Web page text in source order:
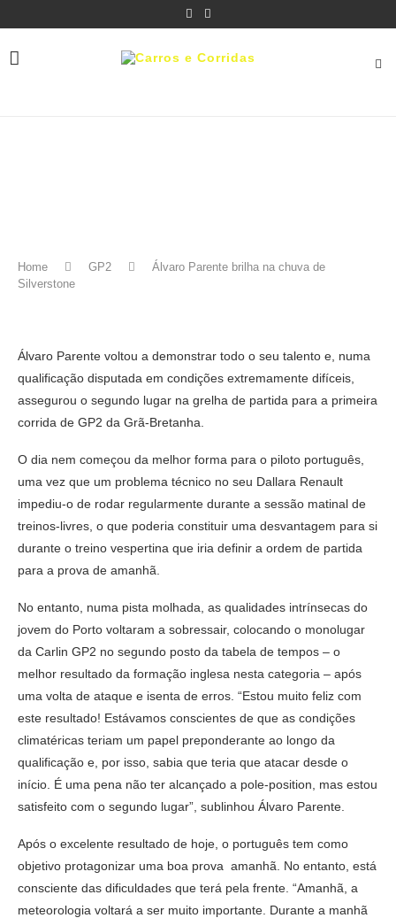
Home GP2
Álvaro Parente brilha na chuva de
Silverstone
Álvaro Parente voltou a demonstrar todo o seu talento e, numa
qualificação disputada em condições extremamente difíceis,
assegurou o segundo lugar na grelha de partida para a primeira
corrida de GP2 da Grã-Bretanha.
O dia nem começou da melhor forma para o piloto português,
uma vez que um problema técnico no seu Dallara Renault
impediu-o de rodar regularmente durante a sessão matinal de
treinos-livres, o que poderia constituir uma desvantagem para si
durante o treino vespertina que iria definir a ordem de partida
para a prova de amanhã.
No entanto, numa pista molhada, as qualidades intrínsecas do
jovem do Porto voltaram a sobressair, colocando o monolugar
da Carlin GP2 no segundo posto da tabela de tempos – o
melhor resultado da formação inglesa nesta categoria – após
uma volta de ataque e isenta de erros. “Estou muito feliz com
este resultado! Estávamos conscientes de que as condições
climatéricas teriam um papel preponderante ao longo da
qualificação e, por isso, sabia que teria que atacar desde o
início. É uma pena não ter alcançado a pole-position, mas estou
satisfeito com o segundo lugar”, sublinhou Álvaro Parente.
Após o excelente resultado de hoje, o português tem como
objetivo protagonizar uma boa prova amanhã. No entanto, está
consciente das dificuldades que terá pela frente. “Amanhã, a
meteorologia voltará a ser muito importante. Durante a manhã